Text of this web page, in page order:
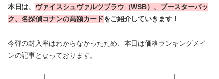
本日は、 ヴァイスシュヴァルツブラウ（WSB）、 ブースターパッ
ク、名探偵コナンの高額カードをご紹介していきます！
今弾の封入率はわからなかったため、本日は価格ランキングメイ
ンの記事となっております。